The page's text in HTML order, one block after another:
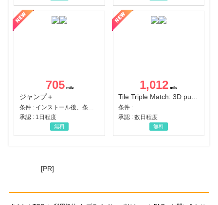
705
ジャンプ＋
承認 : 1日程度
無料
1,012
条件 :
承認 : 数日程度
無料
[PR]